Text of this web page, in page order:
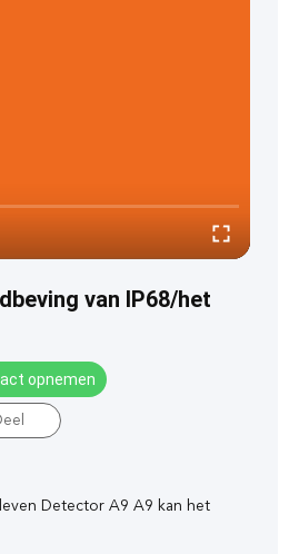
van IP68/het
opnemen
Detector A9 A9 kan het